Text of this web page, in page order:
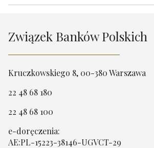
Związek Banków Polskich
Kruczkowskiego 8, 00-380 Warszawa
22 48 68 180
22 48 68 100
e-doręczenia:
AE:PL-15223-38146-UGVCT-29